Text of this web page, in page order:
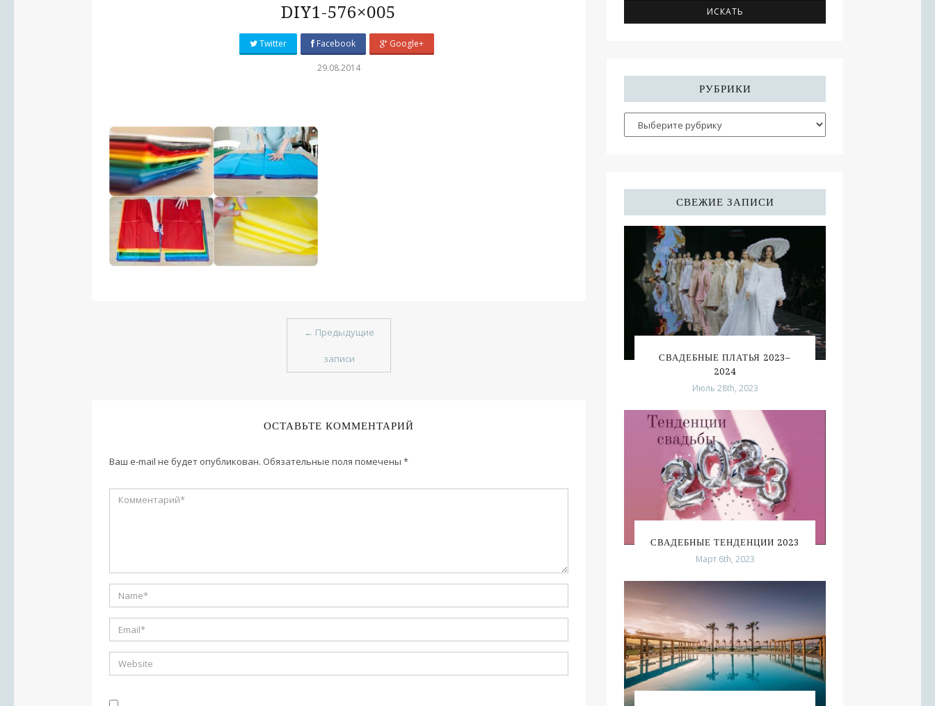
DIY1-576×005
Twitter Facebook Google+
29.08.2014
← Предыдущие
записи
ОСТАВЬТЕ КОММЕНТАРИЙ
Ваш e-mail не будет опубликован. Обязательные поля помечены *
РУБРИКИ
СВЕЖИЕ ЗАПИСИ
СВАДЕБНЫЕ ПЛАТЬЯ 2023–
2024
Июль 28th, 2023
СВАДЕБНЫЕ ТЕНДЕНЦИИ 2023
Март 6th, 2023